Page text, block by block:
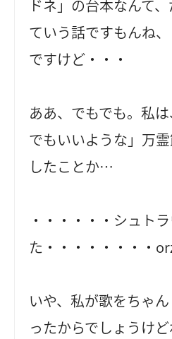
ドネ」の台本なんて
ていう話ですもんね
ですけど・・・
ああ、でもでも。私
でもいいような」万
したことか…
・・・・・・シュト
た・・・・・・・・
いや、私が歌をちゃ
ったからでしょうけ